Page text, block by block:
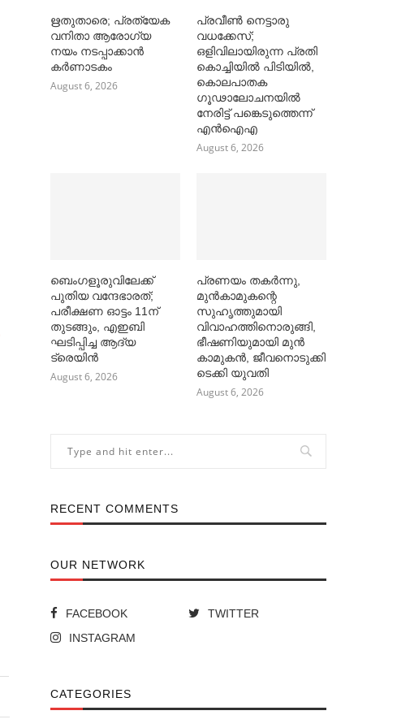
ഋതുതാരെ; പ്രത്യേക
വനിതാ ആരോഗ്യ
നയം നടപ്പാക്കാൻ
കര്‍ണാടകം
August 6, 2026
പ്രവീൺ നെട്ടാരു
വധക്കേസ്;
ഒളിവിലായിരുന്ന പ്രതി
കൊച്ചിയിൽ പിടിയിൽ,
കൊലപാതക
ഗൂഢാലോചനയിൽ
നേരിട്ട് പങ്കെടുത്തെന്ന്
എൻഐഎ
August 6, 2026
ബെംഗളൂരുവിലേക്ക്
പുതിയ വന്ദേഭാരത്;
പരീക്ഷണ ഓട്ടം 11ന്
തുടങ്ങും, എഇബി
ഘടിപ്പിച്ച ആദ്യ
ട്രെയിന്‍
August 6, 2026
പ്രണയം തകര്‍ന്നു,
മുൻകാമുകന്റെ
സുഹൃത്തുമായി
വിവാഹത്തിനൊരുങ്ങി,
ഭീഷണിയുമായി മുൻ
കാമുകൻ, ജീവനൊടുക്കി
ടെക്കി യുവതി
August 6, 2026
RECENT COMMENTS
OUR NETWORK
FACEBOOK
TWITTER
INSTAGRAM
CATEGORIES